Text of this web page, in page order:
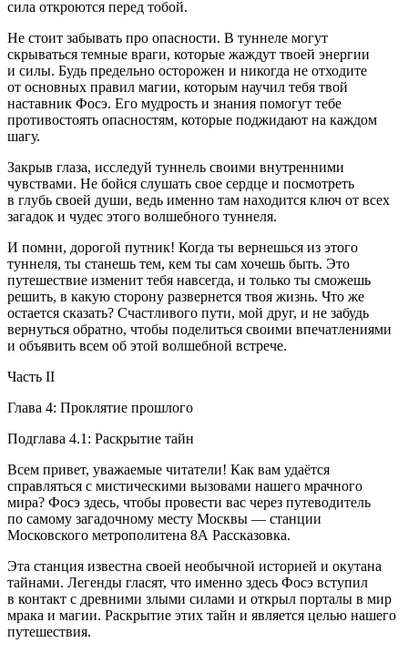
сила откроются перед тобой.
Не стоит забывать про опасности. В туннеле могут
скрываться темные враги, которые жаждут твоей энергии
и силы. Будь предельно осторожен и никогда не отходите
от основных правил магии, которым научил тебя твой
наставник Фосэ. Его мудрость и знания помогут тебе
противостоять опасностям, которые поджидают на каждом
шагу.
Закрыв глаза, исследуй туннель своими внутренними
чувствами. Не бойся слушать свое сердце и посмотреть
в глубь своей души, ведь именно там находится ключ от всех
загадок и чудес этого волшебного туннеля.
И помни, дорогой путник! Когда ты вернешься из этого
туннеля, ты станешь тем, кем ты сам хочешь быть. Это
путешествие изменит тебя навсегда, и только ты сможешь
решить, в какую сторону развернется твоя жизнь. Что же
остается сказать? Счастливого пути, мой друг, и не забудь
вернуться обратно, чтобы поделиться своими впечатлениями
и объявить всем об этой волшебной встрече.
Часть II
Глава 4: Проклятие прошлого
Подглава 4.1: Раскрытие тайн
Всем привет, уважаемые читатели! Как вам удаётся
справляться с мистическими вызовами нашего мрачного
мира? Фосэ здесь, чтобы провести вас через путеводитель
по самому загадочному месту Москвы — станции
Московского метрополитена 8А Рассказовка.
Эта станция известна своей необычной историей и окутана
тайнами. Легенды гласят, что именно здесь Фосэ вступил
в контакт с древними злыми силами и открыл порталы в мир
мрака и магии. Раскрытие этих тайн и является целью нашего
путешествия.